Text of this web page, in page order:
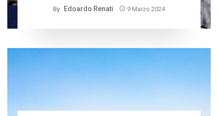
By Edoardo Renati 9 Marzo 2024